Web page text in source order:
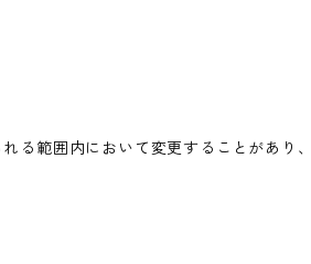
範囲内において変更することがあり